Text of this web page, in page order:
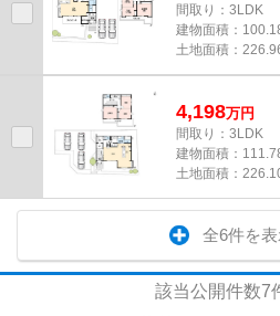
間取り：3LDK
建物面積：
土地面積：
4,198万円
間取り：3LDK
建物面積：
土地面積：
全6件を
該当公開件数7